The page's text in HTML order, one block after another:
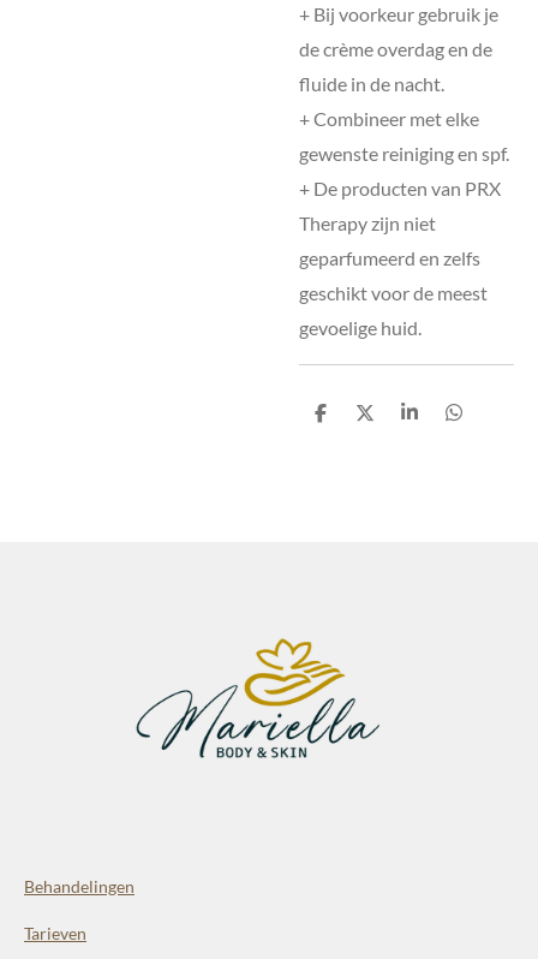
+ Bij voorkeur gebruik je
de crème overdag en de
fluide in de nacht.
+ Combineer met elke
gewenste reiniging en spf.
+ De producten van PRX
Therapy zijn niet
geparfumeerd en zelfs
geschikt voor de meest
gevoelige huid.
D
D
S
D
Behandelingen
Tarieven